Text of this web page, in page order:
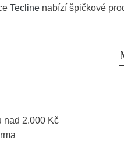
Tecline nabízí špičkové
nad 2.000 Kč